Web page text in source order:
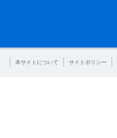
本サイトについて サイトポリシー